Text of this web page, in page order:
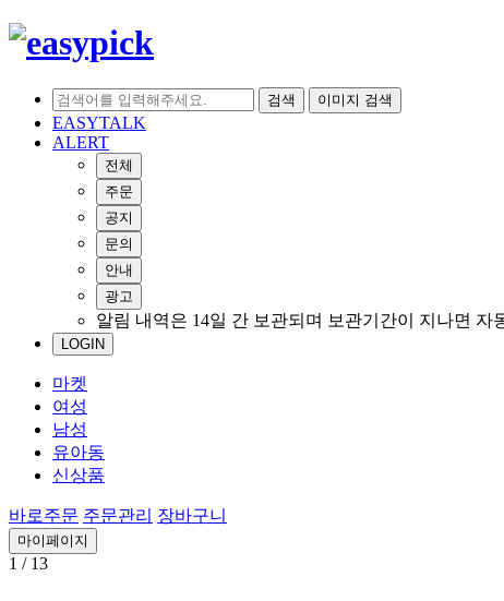
검색 이미지 검색
EASYTALK
ALERT
전체
주문
공지
문의
안내
광고
알림 내역은 14일 간 보관되며 보관기간이 지나면 자
LOGIN
마켓
여성
남성
유아동
신상품
바로주문 주문관리 장바구니
마이페이지
1 / 13